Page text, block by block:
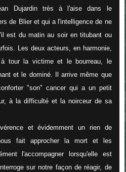
Dujardin très à l'aise dans le
de Blier et qui a l'intelligence de ne
est du matin au soir en titubant ou
Les deux acteurs, en harmonie,
tour la victime et le bourreau, le
et le dominé. Il arrive même que
"son" cancer qui a un petit
à la difficulté et la noirceur de sa
et évidemment un rien de
fait approcher la mort et les
l'accompagner lorsqu'elle est
sur notre façon de réagir, de